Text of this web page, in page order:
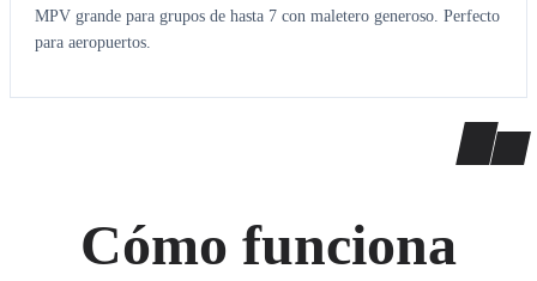
MPV grande para grupos de hasta 7 con maletero generoso. Perfecto
para aeropuertos.
Cómo funciona